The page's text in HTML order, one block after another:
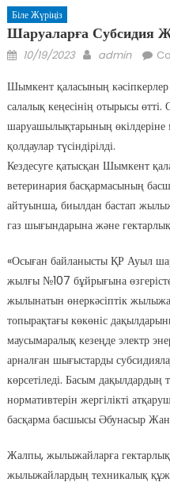
Біле Жүріңіз
Шаруаларға Субсидия
Posted
10/19/2023 Author
admin
Шымкент қаласының
салалық кеңесінің отырысы
шаруашылықтарының өкілдеріне
қолдаулар түсіндірілді.
Кездесуге қатысқан Шымкент
ветеринария басқармасының
айтуынша, биылдан бастап
газ шығындарына және гектарлық
«Осыған байланысты ҚР Ауыл
жылғы №107 бұйрығына
жылынатын өнеркәсіптік
топырақтағы көкөніс
маусымаралық кезеңде электр
арналған шығыстарды
көрсетіледі. Басым дақылдардың
нормативтерін жергілікті
басқарма басшысы Әбунасыр
Жалпы, жылыжайларға гектарлық
жылыжайлардың техникалық